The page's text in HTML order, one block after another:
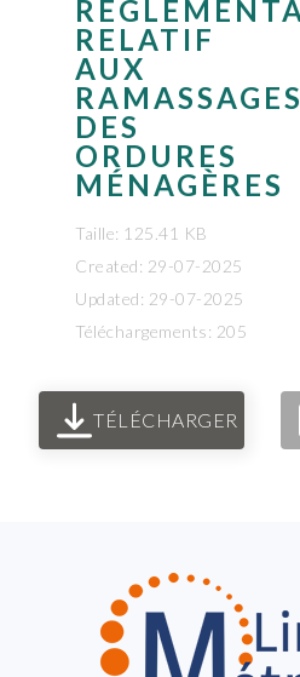
RELATIF
AUX
RAMASSAGES
DES
ORDURES
MÉNAGÈRES
Taille: 125.41 KB
Created: 29-07-2025
Updated: 29-07-2025
Téléchargements: 205
TÉLÉCHARGER